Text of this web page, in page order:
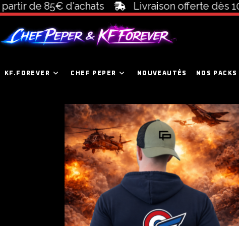
de 85€ d'achats Livraison offerte dès
KF.FOREVER CHEF PEPER NOUVEAUTÉS NOS PACKS